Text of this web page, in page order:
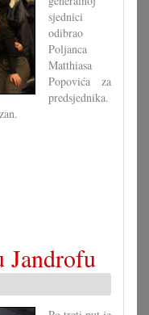
sjednici
odibrao
Poljanca
Matthiasa
Popovića za
predsjednika.
Jandrofu